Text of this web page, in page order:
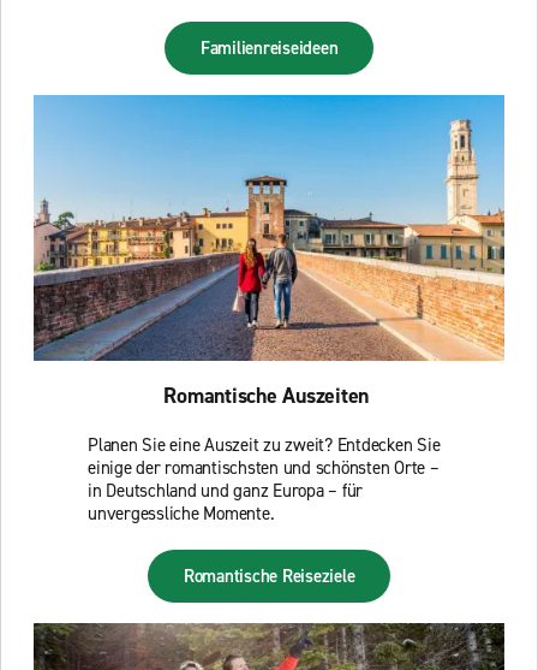
Familienreiseideen
Romantische Auszeiten
Planen Sie eine Auszeit zu zweit? Entdecken Sie
einige der romantischsten und schönsten Orte –
in Deutschland und ganz Europa – für
unvergessliche Momente.
Romantische Reiseziele